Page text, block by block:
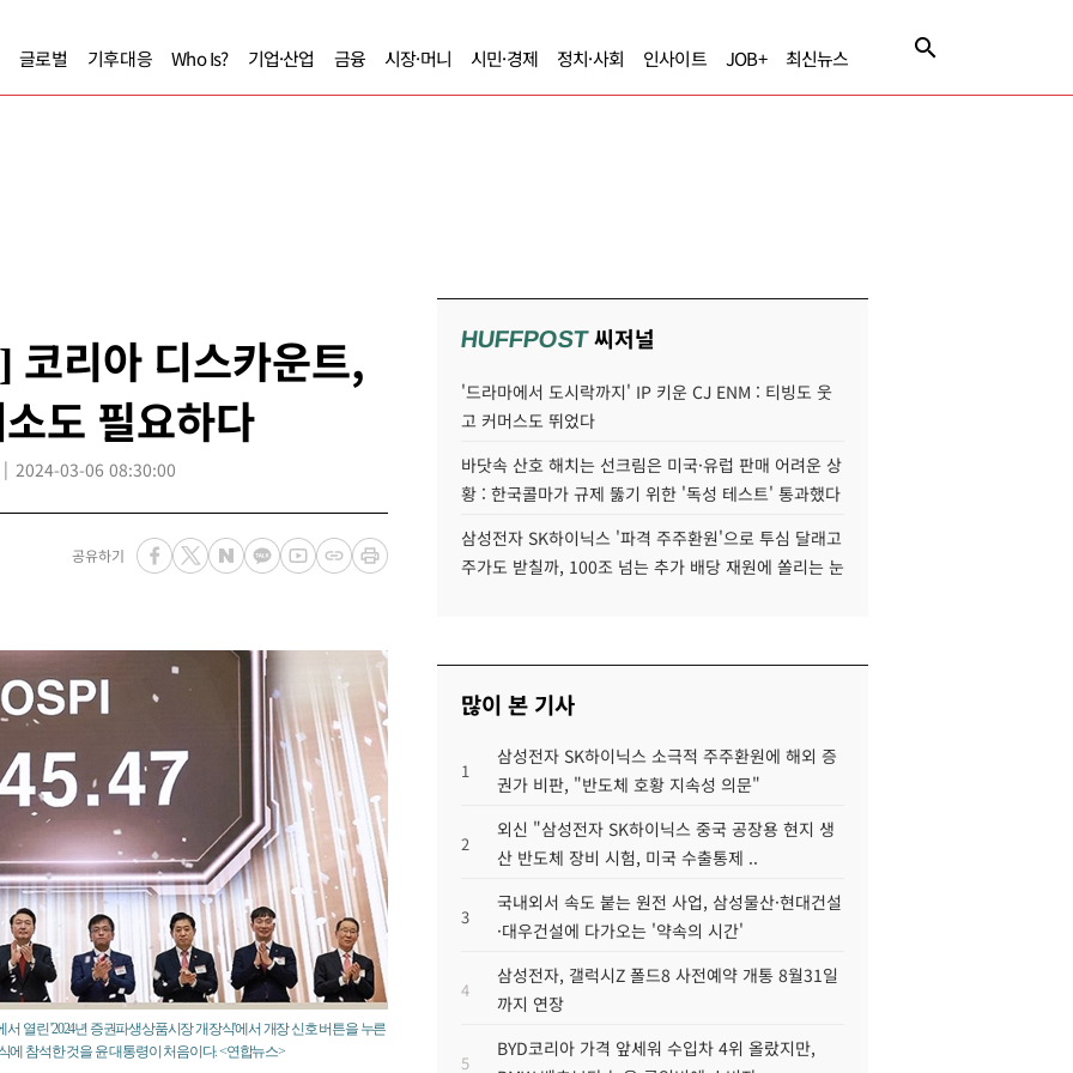
글로벌 기후대응 Who Is? 기업·산업 금융 시장·머니 시민·경제 정치·사회 인사이트 JOB+ 최신뉴스
리아 디스카운트,
도 필요하다
2024-03-06 08:30:00
공유하기
열린 '2024년 증권파생상품시장 개장식'에서 개장 신호 버튼을 누른
참석한 것을 윤 대통령이 처음이다. <연합뉴스>
HUFFPOST씨저널
'드라마에서 도시락까지' IP 키운 CJ ENM : 티빙도 웃
고 커머스도 뛰었다
바닷속 산호 해치는 선크림은 미국·유럽 판매 어려운 상
황 : 한국콜마가 규제 뚫기 위한 '독성 테스트' 통과했다
삼성전자 SK하이닉스 '파격 주주환원'으로 투심 달래고
주가도 받칠까, 100조 넘는 추가 배당 재원에 쏠리는 눈
많이 본 기사
1
삼성전자 SK하이닉스 소극적 주주환원에 해외 증
권가 비판, "반도체 호황 지속성 의문"
2
외신 "삼성전자 SK하이닉스 중국 공장용 현지 생
산 반도체 장비 시험, 미국 수출통제 ..
3
국내외서 속도 붙는 원전 사업, 삼성물산·현대건설
·대우건설에 다가오는 '약속의 시간'
4
삼성전자, 갤럭시Z 폴드8 사전예약 개통 8월31일
까지 연장
5
BYD코리아 가격 앞세워 수입차 4위 올랐지만,